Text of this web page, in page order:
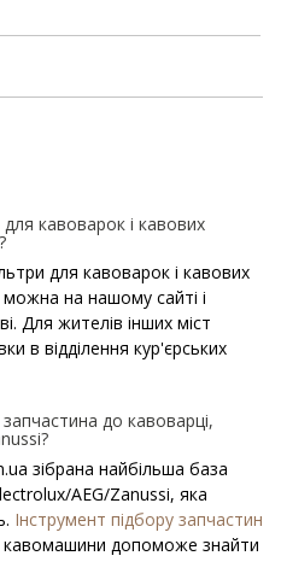
кавоварок і кавових
для кавоварок і кавових
на нашому сайті і
Для жителів інших міст
в відділення кур'єрських
до кавоварці,
зібрана найбільша база
AEG/Zanussi, яка
Інструмент підбору запчастин
кавомашини допоможе знайти